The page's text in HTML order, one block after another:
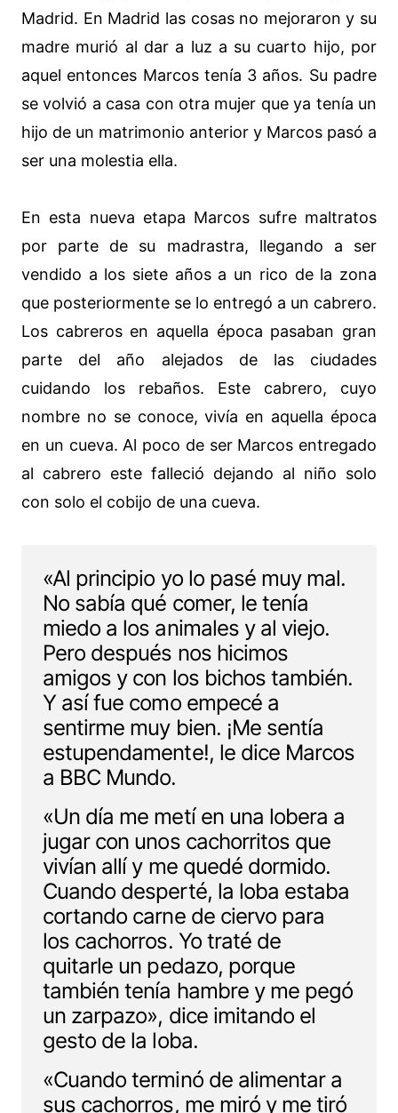
Madrid. En Madrid las cosas no mejoraron y su
madre murió al dar a luz a su cuarto hijo, por
aquel entonces Marcos tenía 3 años. Su padre
se volvió a casa con otra mujer que ya tenía un
hijo de un matrimonio anterior y Marcos pasó a
ser una molestia ella.
En esta nueva etapa Marcos sufre maltratos
por parte de su madrastra, llegando a ser
vendido a los siete años a un rico de la zona
que posteriormente se lo entregó a un cabrero.
Los cabreros en aquella época pasaban gran
parte del año alejados de las ciudades
cuidando los rebaños. Este cabrero, cuyo
nombre no se conoce, vivía en aquella época
en un cueva. Al poco de ser Marcos entregado
al cabrero este falleció dejando al niño solo
con solo el cobijo de una cueva.
«Al principio yo lo pasé muy mal.
No sabía qué comer, le tenía
miedo a los animales y al viejo.
Pero después nos hicimos
amigos y con los bichos también.
Y así fue como empecé a
sentirme muy bien. ¡Me sentía
estupendamente!, le dice Marcos
a BBC Mundo.
«Un día me metí en una lobera a
jugar con unos cachorritos que
vivían allí y me quedé dormido.
Cuando desperté, la loba estaba
cortando carne de ciervo para
los cachorros. Yo traté de
quitarle un pedazo, porque
también tenía hambre y me pegó
un zarpazo», dice imitando el
gesto de la loba.
«Cuando terminó de alimentar a
sus cachorros, me miró y me tiró